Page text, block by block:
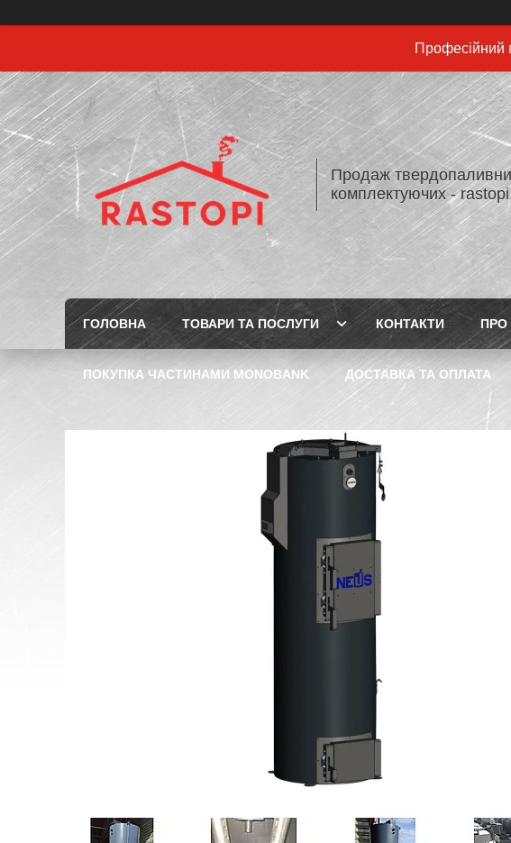
Професійний
Продаж
комплектуючих -
ГОЛОВНА ТОВАРИ ТА ПОСЛУГИ КОНТАКТИ ПРО
ПОКУПКА ЧАСТИНАМИ MONOBANK ДОСТАВКА ТА ОПЛАТА